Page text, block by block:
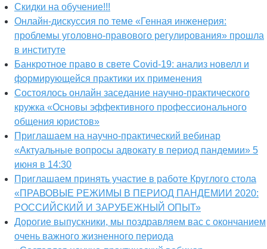
Скидки на обучение!!!
Онлайн-дискуссия по теме «Генная инженерия:
проблемы уголовно-правового регулирования» прошла
в институте
Банкротное право в свете Covid-19: анализ новелл и
формирующейся практики их применения
Состоялось онлайн заседание научно-практического
кружка «Основы эффективного профессионального
общения юристов»
Приглашаем на научно-практический вебинар
«Актуальные вопросы адвокату в период пандемии» 5
июня в 14:30
Приглашаем принять участие в работе Круглого стола
«ПРАВОВЫЕ РЕЖИМЫ В ПЕРИОД ПАНДЕМИИ 2020:
РОССИЙСКИЙ И ЗАРУБЕЖНЫЙ ОПЫТ»
Дорогие выпускники, мы поздравляем вас с окончанием
очень важного жизненного периода